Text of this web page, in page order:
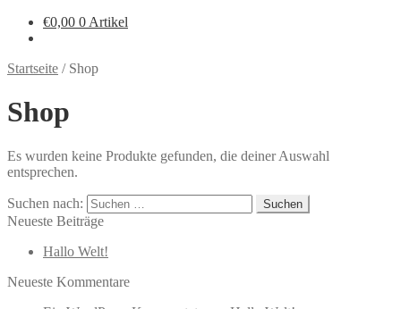
€0,00 0 Artikel
Startseite / Shop
Shop
Es wurden keine Produkte gefunden, die deiner Auswahl
entsprechen.
Suchen nach:
Neueste Beiträge
Hallo Welt!
Neueste Kommentare